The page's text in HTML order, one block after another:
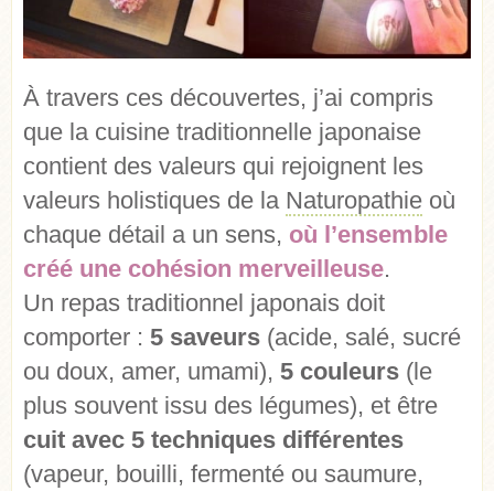
À travers ces découvertes, j’ai compris
que la cuisine traditionnelle japonaise
contient des valeurs qui rejoignent les
valeurs holistiques de la Naturopathie où
chaque détail a un sens, où l’ensemble
créé une cohésion merveilleuse.
Un repas traditionnel japonais doit
comporter : 5 saveurs (acide, salé, sucré
ou doux, amer, umami), 5 couleurs (le
plus souvent issu des légumes), et être
cuit avec 5 techniques différentes
(vapeur, bouilli, fermenté ou saumure,